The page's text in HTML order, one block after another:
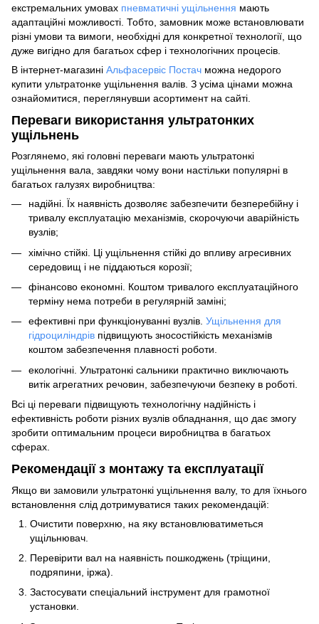
екстремальних умовах пневматичні ущільнення мають
адаптаційні можливості. Тобто, замовник може встановлювати
різні умови та вимоги, необхідні для конкретної технології, що
дуже вигідно для багатьох сфер і технологічних процесів.
В інтернет-магазині Альфасервіс Постач можна недорого
купити ультратонке ущільнення валів. З усіма цінами можна
ознайомитися, переглянувши асортимент на сайті.
Переваги використання ультратонких
ущільнень
Розглянемо, які головні переваги мають ультратонкі
ущільнення вала, завдяки чому вони настільки популярні в
багатьох галузях виробництва:
надійні. Їх наявність дозволяє забезпечити безперебійну і
тривалу експлуатацію механізмів, скорочуючи аварійність
вузлів;
хімічно стійкі. Ці ущільнення стійкі до впливу агресивних
середовищ і не піддаються корозії;
фінансово економні. Коштом тривалого експлуатаційного
терміну нема потреби в регулярній заміні;
ефективні при функціонуванні вузлів. Ущільнення для
гідроциліндрів підвищують зносостійкість механізмів
коштом забезпечення плавності роботи.
екологічні. Ультратонкі сальники практично виключають
витік агрегатних речовин, забезпечуючи безпеку в роботі.
Всі ці переваги підвищують технологічну надійність і
ефективність роботи різних вузлів обладнання, що дає змогу
зробити оптимальним процеси виробництва в багатьох
сферах.
Рекомендації з монтажу та експлуатації
Якщо ви замовили ультратонкі ущільнення валу, то для їхнього
встановлення слід дотримуватися таких рекомендацій:
Очистити поверхню, на яку встановлюватиметься
ущільнювач.
Перевірити вал на наявність пошкоджень (тріщини,
подряпини, іржа).
Застосувати спеціальний інструмент для грамотної
установки.